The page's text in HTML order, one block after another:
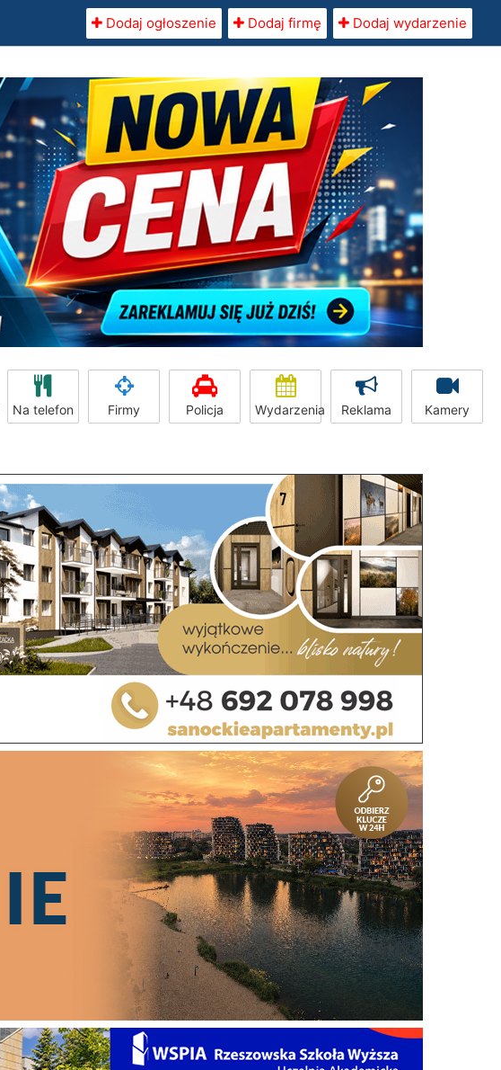
Dodaj ogłoszenie Dodaj firmę Dodaj wydarzenie
Na telefon Firmy Policja Wydarzenia Reklama Kamery